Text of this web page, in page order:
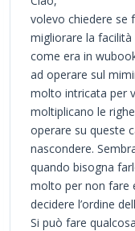
volevo chiedere se
migliorare la facilità
come era in
ad operare sul
molto intricata per
moltiplicano le
operare su queste
nascondere.
quando bisogna
molto per non fare
decidere l’ordine
Si può fare